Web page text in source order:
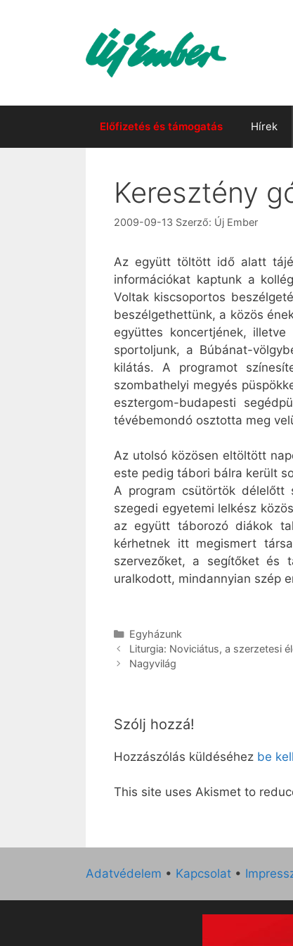
Előfizetés és támogatás Hírek
Keresztény
2009-09-13 Szerző: Új Ember
Az együtt töltött idő alatt
információkat kaptunk a
Voltak kiscsoportos
beszélgethettünk, a közös
együttes koncertjének,
sportoljunk, a Búbánat-
kilátás. A programot
szombathelyi megyés
esztergom-budapesti
tévébemondó osztotta meg
Az utolsó közösen eltöltött
este pedig tábori bálra került
A program csütörtök délelőtt
szegedi egyetemi lelkész
az együtt táborozó diákok
kérhetnek itt megismert
szervezőket, a segítőket és
uralkodott, mindannyian szép
Kategória
Egyházunk
Liturgia: Noviciátus, a szerzetesi
Nagyvilág
Szólj hozzá!
Hozzászólás küldéséhez be
This site uses Akismet to
Adatvédelem • Kapcsolat •